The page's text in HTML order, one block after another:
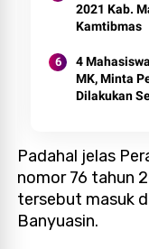
2021 Kab.
Kamtibmas
4
MK, Minta
Dilakukan
Padahal jelas
nomor 76 tahun
tersebut masuk
Banyuasin.